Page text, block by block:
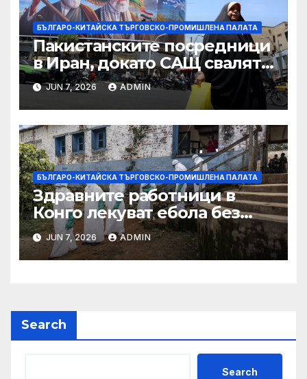
БЪЛГАРО-КИТАЙСКА ТЪРГОВСКО-ПРОМИШЛЕНА ПАЛАТА
Пакистанските посредници
в Иран, докато САЩ свалят
дронове, Ливан търси мир
JUN 7, 2026 ADMIN
БЪЛГАРО-КИТАЙСКА ТЪРГОВСКО-ПРОМИШЛЕНА ПАЛАТА
Здравните работници в
Конго лекуват ебола без
заплащане, докато СЗО
търси ресурси
JUN 7, 2026 ADMIN
Search
Search